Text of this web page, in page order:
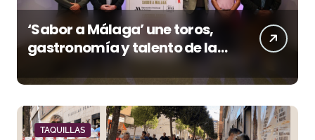
‘Sabor a Málaga’ une toros,
gastronomía y talento de la
tierra en La Malagueta
TAQUILLAS